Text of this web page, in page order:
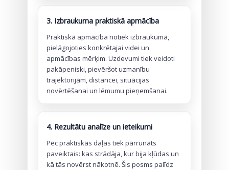
3. Izbraukuma praktiskā apmācība
Praktiskā apmācība notiek izbraukumā,
pielāgojoties konkrētajai videi un
apmācības mērķim. Uzdevumi tiek veidoti
pakāpeniski, pievēršot uzmanību
trajektorijām, distancei, situācijas
novērtēšanai un lēmumu pieņemšanai.
4. Rezultātu analīze un ieteikumi
Pēc praktiskās daļas tiek pārrunāts
paveiktais: kas strādāja, kur bija kļūdas un
kā tās novērst nākotnē. Šis posms palīdz